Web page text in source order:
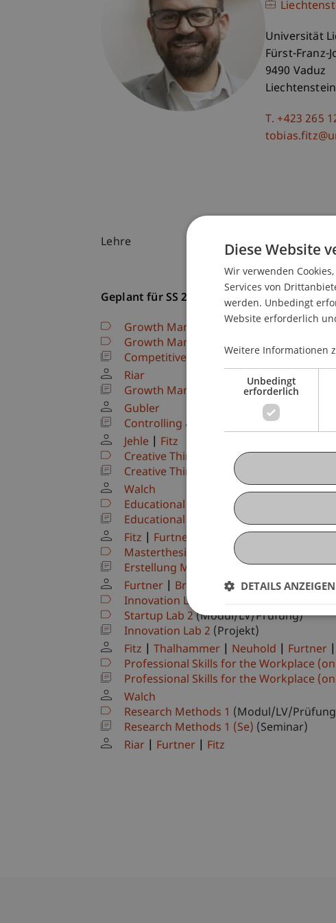
Universität
Fürst-Franz-
9490 Vaduz
Liechtenstein
T. +423 265
Lehre
Geplant für SS 26
Growth Management
Growth Management (Modul)
Competitive Strategy & Growth (Vo)
Riar
Growth Management Simulation (Ue)
Gubler
Controlling & Corporate Valuation (Vo)
Jehle
Fitz
Creative Thinking Tools for Success and
Creative Thinking Tools for Success
Walch
Educational Journey (MSc EIL)
Educational Journey
(Exkursion)
Fitz
Furtner
Masterthesis
(Modul)
Erstellung Masterthesis(Thesis)
Furtner
Brecht Wilhelm
Riar
Innovation Lab 2
Startup Lab 2 (Modul/LV/Prüfung)
Innovation Lab 2 (Projekt)
Fitz
Thalhammer Neuhold Furtner
Professional Skills for the Workplace
Professional Skills for the Workplace
Walch
Research Methods 1 (Modul/LV/
Research Methods 1 (Se) (Seminar)
Riar
Furtner Fitz
Diese Website
Wir verwenden
Services von
werden. Unbedingt
Website erforderlich
Weitere Informationen
Unbedingt
erforderlich
DETAILS ANZEIGEN